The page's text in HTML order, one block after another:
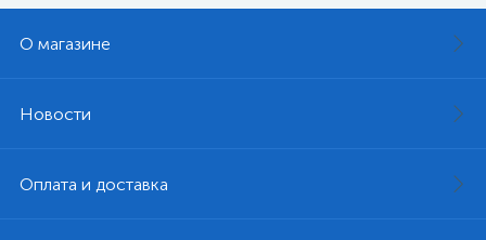
О магазине
Новости
Оплата и доставка